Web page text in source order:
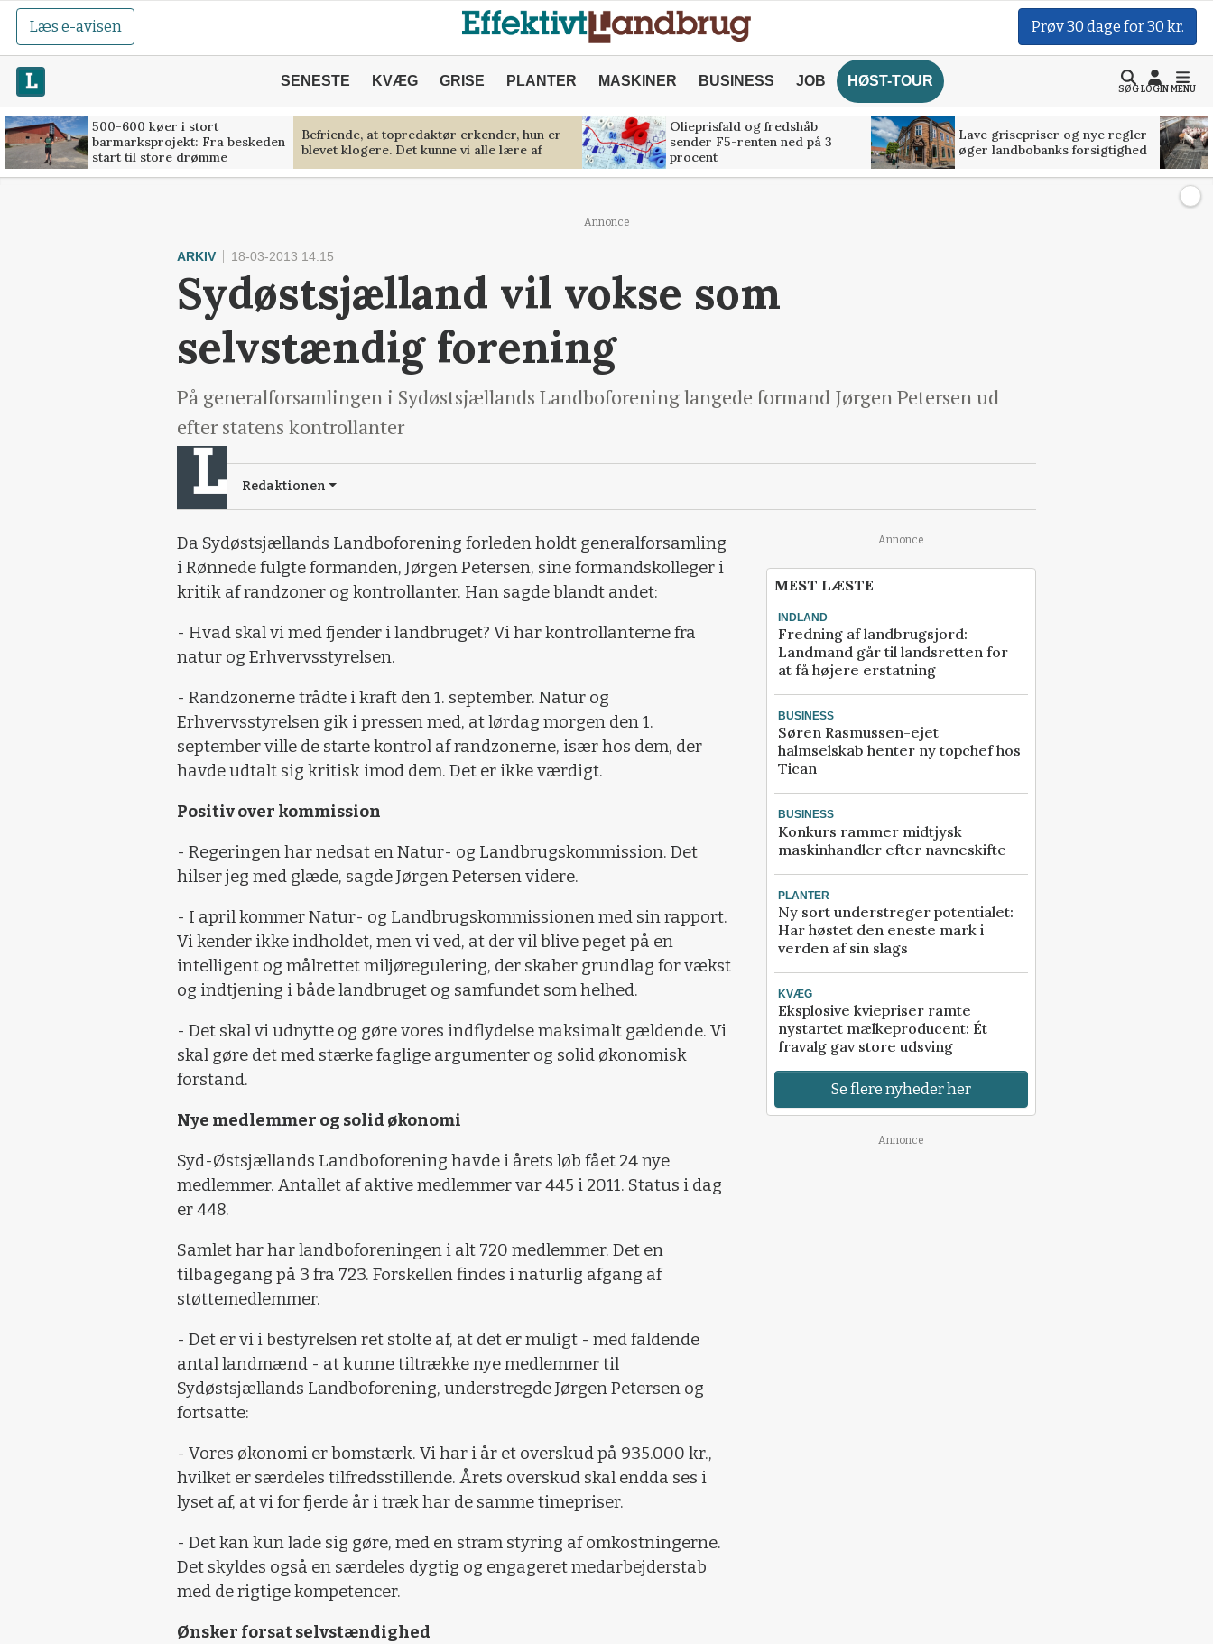
Læs e-avisen Prøv 30 dage for 30 kr.
SENESTE KVÆG GRISE PLANTER MASKINER BUSINESS JOB HØST-TOUR
SØGLOGINMENU
500-600 køer i stort
barmarksprojekt: Fra beskeden
start til store drømme
Befriende, at topredaktør erkender, hun er
blevet klogere. Det kunne vi alle lære af
Olieprisfald og fredshåb
sender F5-renten ned på 3
procent
Lave grisepriser og nye regler
øger landbobanks forsigtighed
Annonce
ARKIV 18-03-2013 14:15
Sydøstsjælland vil vokse som
selvstændig forening
På generalforsamlingen i Sydøstsjællands Landboforening langede formand Jørgen Petersen ud
efter statens kontrollanter
Redaktionen
Da Sydøstsjællands Landboforening forleden holdt generalforsamling
i Rønnede fulgte formanden, Jørgen Petersen, sine formandskolleger i
kritik af randzoner og kontrollanter. Han sagde blandt andet:
- Hvad skal vi med fjender i landbruget? Vi har kontrollanterne fra
natur og Erhvervsstyrelsen.
- Randzonerne trådte i kraft den 1. september. Natur og
Erhvervsstyrelsen gik i pressen med, at lørdag morgen den 1.
september ville de starte kontrol af randzonerne, især hos dem, der
havde udtalt sig kritisk imod dem. Det er ikke værdigt.
Positiv over kommission
- Regeringen har nedsat en Natur- og Landbrugskommission. Det
hilser jeg med glæde, sagde Jørgen Petersen videre.
- I april kommer Natur- og Landbrugskommissionen med sin rapport.
Vi kender ikke indholdet, men vi ved, at der vil blive peget på en
intelligent og målrettet miljøregulering, der skaber grundlag for vækst
og indtjening i både landbruget og samfundet som helhed.
- Det skal vi udnytte og gøre vores indflydelse maksimalt gældende. Vi
skal gøre det med stærke faglige argumenter og solid økonomisk
forstand.
Nye medlemmer og solid økonomi
Syd-Østsjællands Landboforening havde i årets løb fået 24 nye
medlemmer. Antallet af aktive medlemmer var 445 i 2011. Status i dag
er 448.
Samlet har har landboforeningen i alt 720 medlemmer. Det en
tilbagegang på 3 fra 723. Forskellen findes i naturlig afgang af
støttemedlemmer.
- Det er vi i bestyrelsen ret stolte af, at det er muligt - med faldende
antal landmænd - at kunne tiltrække nye medlemmer til
Sydøstsjællands Landboforening, understregde Jørgen Petersen og
fortsatte:
- Vores økonomi er bomstærk. Vi har i år et overskud på 935.000 kr.,
hvilket er særdeles tilfredsstillende. Årets overskud skal endda ses i
lyset af, at vi for fjerde år i træk har de samme timepriser.
- Det kan kun lade sig gøre, med en stram styring af omkostningerne.
Det skyldes også en særdeles dygtig og engageret medarbejderstab
med de rigtige kompetencer.
Ønsker forsat selvstændighed
Annonce
MEST LÆSTE
INDLAND
Fredning af landbrugsjord:
Landmand går til landsretten for
at få højere erstatning
BUSINESS
Søren Rasmussen-ejet
halmselskab henter ny topchef hos
Tican
BUSINESS
Konkurs rammer midtjysk
maskinhandler efter navneskifte
PLANTER
Ny sort understreger potentialet:
Har høstet den eneste mark i
verden af sin slags
KVÆG
Eksplosive kviepriser ramte
nystartet mælkeproducent: Ét
fravalg gav store udsving
Se flere nyheder her
Annonce